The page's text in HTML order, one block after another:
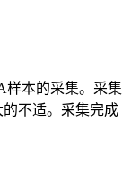
样本的采集。采集
不适。采集完成